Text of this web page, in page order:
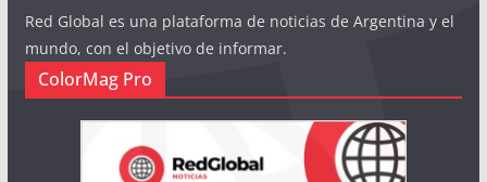
Red Global es una plataforma de noticias de Argentina y el
mundo, con el objetivo de informar.
ColorMag Pro